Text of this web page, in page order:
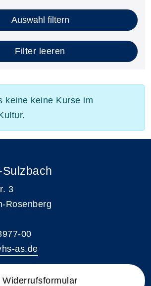
Auswahl filtern
Filter leeren
keine keine Kurse im
3
Rosenberg
00
as.de
Widerrufsformular